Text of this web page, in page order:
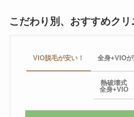
こだわり別、おすすめク
VIO脱毛が安い！ 全身+VIOが
熱破壊式
全身+VIO